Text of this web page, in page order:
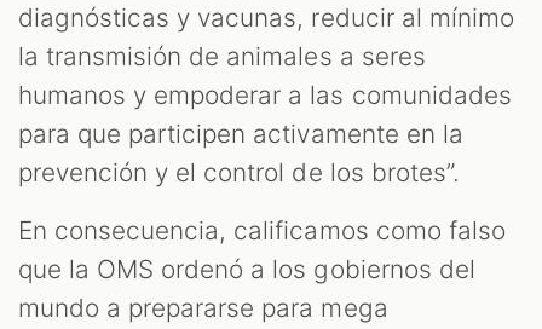
diagnósticas y vacunas, reducir al mínimo
la transmisión de animales a seres
humanos y empoderar a las comunidades
para que participen activamente en la
prevención y el control de los brotes”.
En consecuencia, calificamos como falso
que la OMS ordenó a los gobiernos del
mundo a prepararse para mega